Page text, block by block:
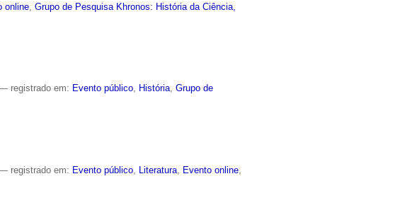
online ,Grupo de Pesquisa Khronos: História da Ciência,
registrado em: Evento público, História,Grupo de
registrado em: Evento público Literatura Evento online